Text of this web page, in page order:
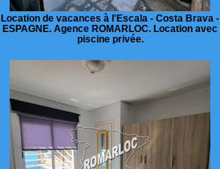
Location de vacances à l'Escala - Costa Brava -
ESPAGNE. Agence ROMARLOC. Location avec
piscine privée.